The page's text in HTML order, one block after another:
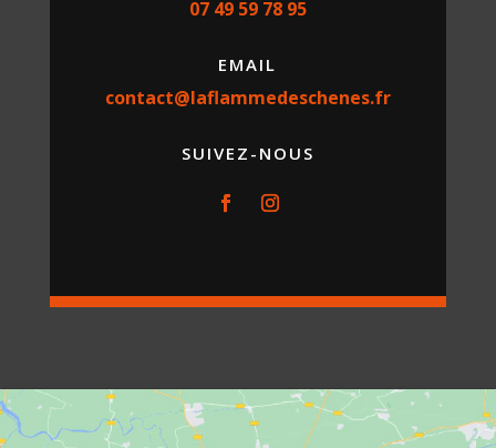
07 49 59 78 95
EMAIL
contact@laflammedeschenes.fr
SUIVEZ-NOUS